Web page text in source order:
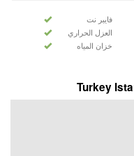
فايبر نت
العزل الحراري
خزان المياه
Turkey